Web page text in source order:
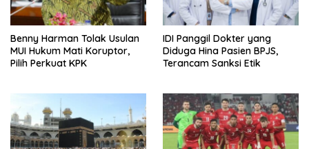
Benny Harman Tolak Usulan
MUI Hukum Mati Koruptor,
Pilih Perkuat KPK
IDI Panggil Dokter yang
Diduga Hina Pasien BPJS,
Terancam Sanksi Etik